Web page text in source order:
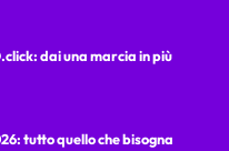
dai una marcia in più
tutto quello che bisogna